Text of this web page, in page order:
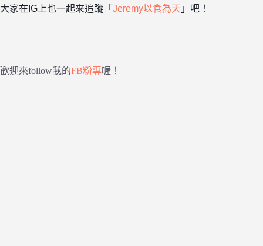
大家在IG上也一起來追蹤「 Jeremy以食為天 」吧！
歡迎來follow我的FB粉專喔！